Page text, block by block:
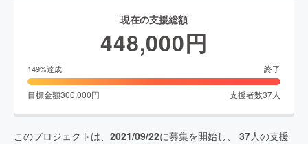
現在の支援総額
448,000円
149%達成 終了
目標金額300,000円 支援者数37人
このプロジェクトは、 2021/09/22に募集を開始し、 37人の支援